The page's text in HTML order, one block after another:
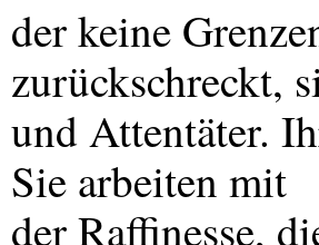
der keine
zurückschreckt,
und Attentäter.
Sie arbeiten mit
der Raffinesse,